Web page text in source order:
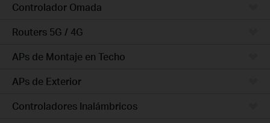
Controlador Omada
Routers 5G / 4G
APs de Montaje en Techo
APs de Exterior
Controladores Inalámbricos